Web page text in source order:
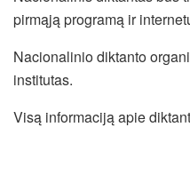
pirmąją programą ir
Nacionalinio diktanto
institutas.
Visą informaciją apie